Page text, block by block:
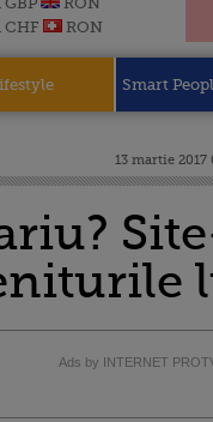
CHF
RON
Smart
13 martie
Ads by INTERNET